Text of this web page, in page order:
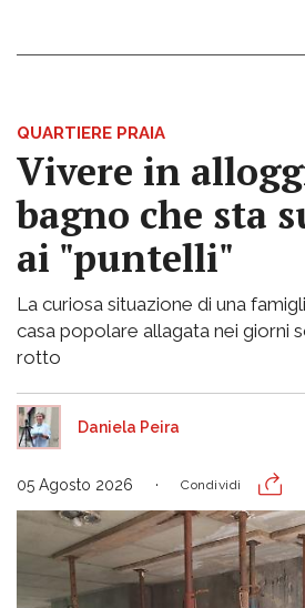
QUARTIERE PRAIA
Vivere in
bagno che sta
ai "puntelli"
La curiosa situazione di una
casa popolare allagata nei giorni
rotto
Daniela Peira
05 Agosto 2026 Condividi